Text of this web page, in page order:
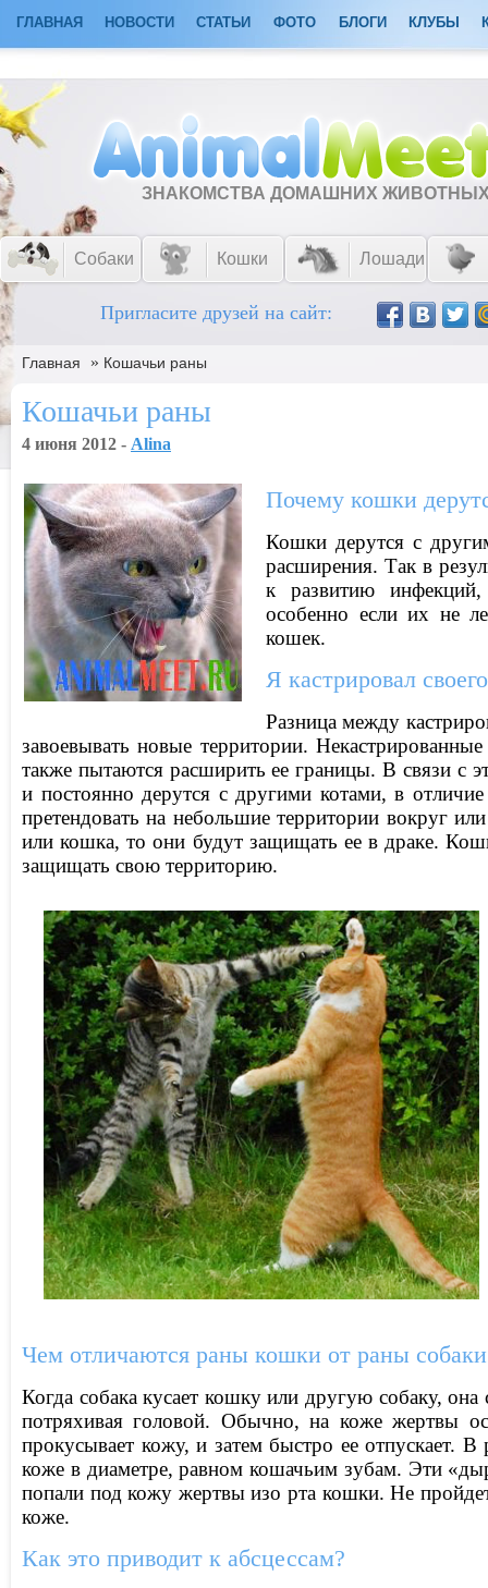
ГЛАВНАЯ НОВОСТИ СТАТЬИ ФОТО БЛОГИ КЛУБЫ
ЗНАКОМСТВА ДОМАШНИХ
Собаки Кошки Лошади
Пригласите друзей на сайт:
Главная » Кошачьи раны
Кошачьи раны
4 июня 2012 - Alina
Почему кошки
Кошки дерутся с
расширения. Так в
к развитию инфекций,
особенно если их не
кошек.
Я кастрировал
Разница между
завоевывать новые территории.
также пытаются расширить ее границы. В связи с
и постоянно дерутся с другими котами, в
претендовать на небольшие территории вокруг
или кошка, то они будут защищать ее в драке.
защищать свою территорию.
Чем отличаются раны кошки от раны
Когда собака кусает кошку или другую собаку,
потряхивая головой. Обычно, на коже жертвы
прокусывает кожу, и затем быстро ее отпускает.
коже в диаметре, равном кошачьим зубам. Эти
попали под кожу жертвы изо рта кошки. Не
коже.
Как это приводит к абсцессам?